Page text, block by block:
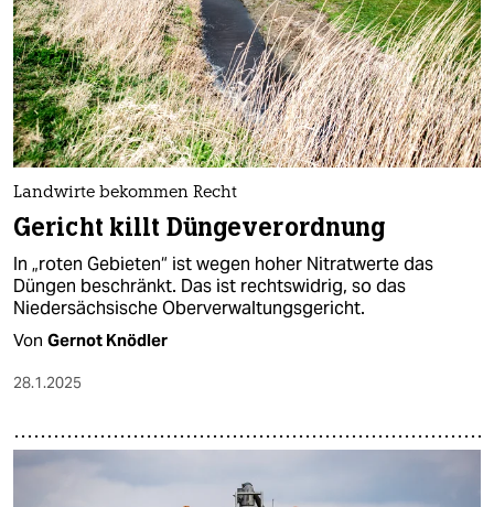
Landwirte bekommen Recht
Gericht killt Düngeverordnung
In „roten Gebieten“ ist wegen hoher Nitratwerte das
Düngen beschränkt. Das ist rechtswidrig, so das
Niedersächsische Oberverwaltungsgericht.
Von Gernot Knödler
28.1.2025